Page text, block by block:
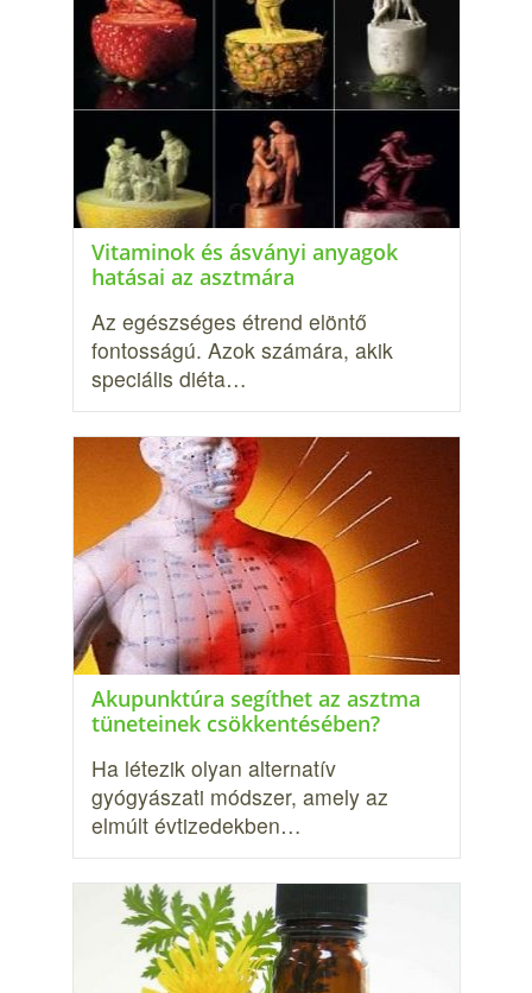
Vitaminok és ásványi anyagok
hatásai az asztmára
Az egészséges étrend elöntő
fontosságú. Azok számára, akik
speciális diéta…
Akupunktúra segíthet az asztma
tüneteinek csökkentésében?
Ha létezik olyan alternatív
gyógyászati módszer, amely az
elmúlt évtizedekben…